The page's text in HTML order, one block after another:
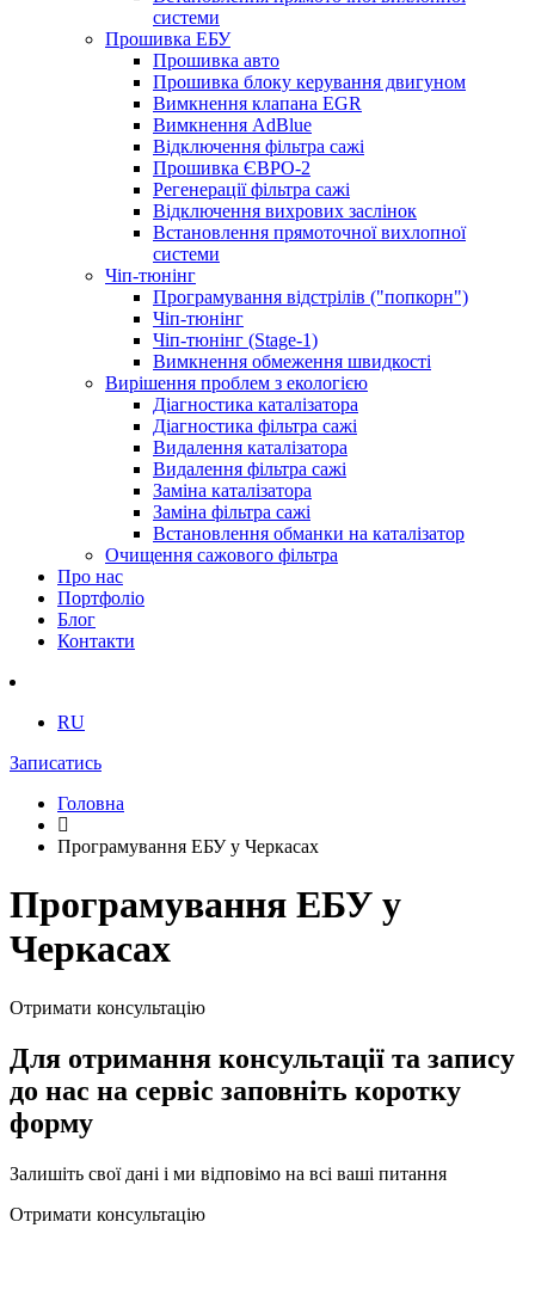
системи
Прошивка ЕБУ
Прошивка авто
Прошивка блоку керування двигуном
Вимкнення клапана EGR
Вимкнення AdBlue
Відключення фільтра сажі
Прошивка ЄВРО-2
Регенерації фільтра сажі
Відключення вихрових заслінок
Встановлення прямоточної вихлопної
системи
Чіп-тюнінг
Програмування відстрілів ("попкорн")
Чіп-тюнінг
Чіп-тюнінг (Stage-1)
Вимкнення обмеження швидкості
Вирішення проблем з екологією
Діагностика каталізатора
Діагностика фільтра сажі
Видалення каталізатора
Видалення фільтра сажі
Заміна каталізатора
Заміна фільтра сажі
Встановлення обманки на каталізатор
Очищення сажового фільтра
Про нас
Портфоліо
Блог
Контакти
RU
Записатись
Головна
Програмування ЕБУ у Черкасах
Програмування ЕБУ у
Черкасах
Отримати консультацію
Для отримання консультації та запису
до нас на сервіс заповніть коротку
форму
Залишіть свої дані і ми відповімо на всі ваші питання
Отримати консультацію